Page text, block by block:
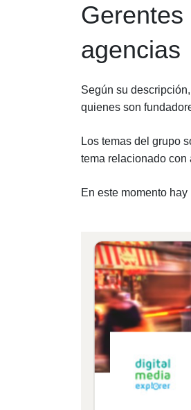
agencias
Según su
quienes son
Los temas del grupo
tema relacionado con
En este momento